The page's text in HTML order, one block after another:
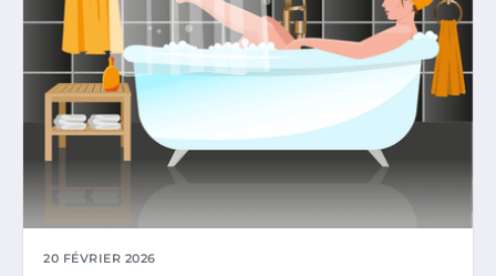
20 FÉVRIER 2026